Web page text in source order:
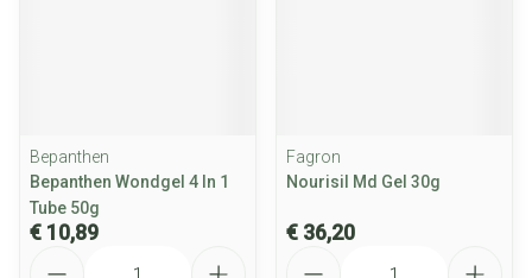
Bepanthen
Bepanthen Wondgel 4 In 1
Tube 50g
€ 10,89
Fagron
Nourisil Md Gel 30g
€ 36,20